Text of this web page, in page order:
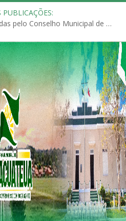
Políticas Municipais aprovadas pelo Conselho Municipal de Educação (CME)